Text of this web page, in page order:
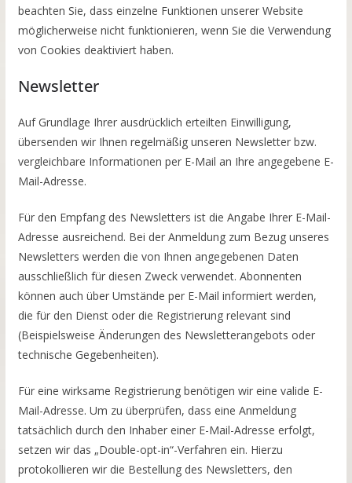
beachten Sie, dass einzelne Funktionen unserer Website
möglicherweise nicht funktionieren, wenn Sie die Verwendung
von Cookies deaktiviert haben.
Newsletter
Auf Grundlage Ihrer ausdrücklich erteilten Einwilligung,
übersenden wir Ihnen regelmäßig unseren Newsletter bzw.
vergleichbare Informationen per E-Mail an Ihre angegebene E-
Mail-Adresse.
Für den Empfang des Newsletters ist die Angabe Ihrer E-Mail-
Adresse ausreichend. Bei der Anmeldung zum Bezug unseres
Newsletters werden die von Ihnen angegebenen Daten
ausschließlich für diesen Zweck verwendet. Abonnenten
können auch über Umstände per E-Mail informiert werden,
die für den Dienst oder die Registrierung relevant sind
(Beispielsweise Änderungen des Newsletterangebots oder
technische Gegebenheiten).
Für eine wirksame Registrierung benötigen wir eine valide E-
Mail-Adresse. Um zu überprüfen, dass eine Anmeldung
tatsächlich durch den Inhaber einer E-Mail-Adresse erfolgt,
setzen wir das „Double-opt-in“-Verfahren ein. Hierzu
protokollieren wir die Bestellung des Newsletters, den